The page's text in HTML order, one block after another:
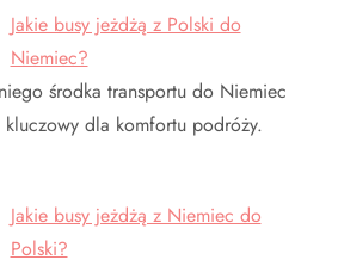
Jakie busy jeżdżą z Polski do
Niemiec?
środka transportu do Niemiec
dla komfortu podróży.
Jakie busy jeżdżą z Niemiec do
Polski?